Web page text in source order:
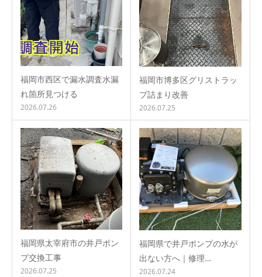
福岡市西区で漏水調査水漏
れ箇所見つける
2026.07.26
福岡市博多区グリストラッ
プ詰まり改善
2026.07.25
福岡県太宰府市の井戸ポン
プ交換工事
2026.07.25
福岡県で井戸ポンプの水が
出ない方へ｜修理…
2026.07.24